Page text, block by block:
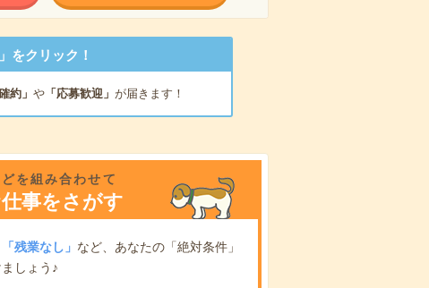
をクリック！
約」 や「応募歓迎」 が届きます！
を組み合わせて
事をさがす
残業なし」 など、あなたの「絶対条件」
しょう♪